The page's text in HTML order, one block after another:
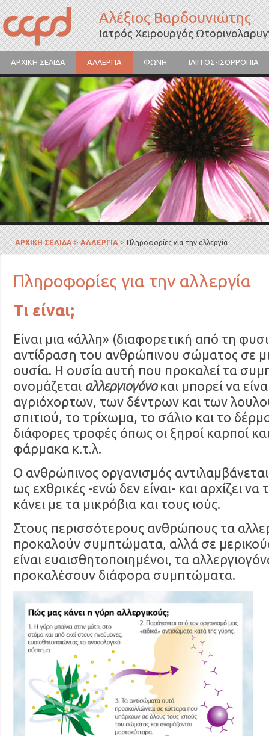
Αλέξιος Βαρδουνιώτης
Ιατρός Χειρουργός
ΑΡΧΙΚΗ ΣΕΛΙΔΑ ΑΛΛΕΡΓΙΑ ΦΩΝΗ ΙΛΙΓΓΟΣ-ΙΣΟΡΡΟΠΙΑ
Γύρη λουλουδιών
ΑΡΧΙΚΗ ΣΕΛΙΔΑ>ΑΛΛΕΡΓΙΑ>Πληροφορίες για την αλλεργία
Πληροφορίες για την αλλεργία
Τι είναι;
Είναι μια «άλλη» (διαφορετική από τη
αντίδραση του ανθρώπινου σώματος σε
ουσία. Η ουσία αυτή που προκαλεί τα
ονομάζεται αλλεργιογόνο και μπορεί να
αγριόχορτων, των δέντρων και των
σπιτιού, το τρίχωμα, το σάλιο και το
διάφορες τροφές όπως οι ξηροί καρποί
φάρμακα κ.τ.λ.
Ο ανθρώπινος οργανισμός αντιλαμβάνεται
ως εχθρικές -ενώ δεν είναι- και αρχίζει
κάνει με τα μικρόβια και τους ιούς.
Στους περισσότερους ανθρώπους τα
προκαλούν συμπτώματα, αλλά σε
είναι ευαισθητοποιημένοι, τα
προκαλέσουν διάφορα συμπτώματα.